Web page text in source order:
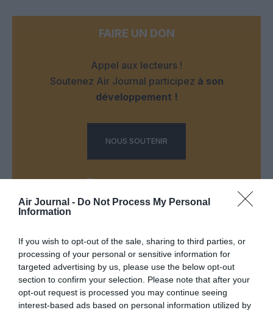
Air Journal - Do Not Process My Personal
Information
If you wish to opt-out of the sale, sharing to third parties, or
processing of your personal or sensitive information for
targeted advertising by us, please use the below opt-out
section to confirm your selection. Please note that after your
opt-out request is processed you may continue seeing
interest-based ads based on personal information utilized by
FAIRE UN DON
Appel aux lecteurs !
Soutenez Air Journal participez à son
développement !
NOUS SOUTENIR
DERNIERS COMMENTAIRES
Mathématiques
a commenté l'article :
19 h 23 sans escale : le Boeing 777F de National